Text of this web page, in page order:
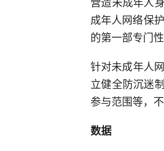
成年人网络保
的第一部专门
针对未成年人
立健全防沉迷
参与范围等，
数据